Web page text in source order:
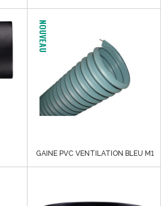
NOUVEAU
GAINE PVC VENTILATION BLEU M1